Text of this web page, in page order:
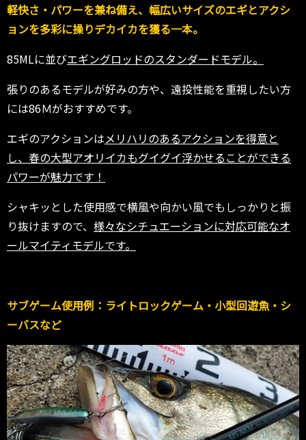
軽快さ・パワーを兼ね備え、幅広いサイズのエギとアクシ
ョンを多彩に操りデカイカを獲る一本。
85MLに並びエギングロッドのスタンダードモデル。
張りのあるモデルが好みの方や、遠投性能を重視したい方
には86Ｍがおすすめです。
エギのアクションはメリハリのあるアクションを得意と
し、春の大型アオリイカもグイグイ浮かせることができる
パワーが魅力です！
シャキッとした使用感で横風や向かい風でもしっかりと振
り抜けますので、 様々なシチュエーションに対応可能なオ
ールマイティモデルです。
サブゲーム使用例：ライトロックゲーム・小型回遊魚・シ
ーバスなど